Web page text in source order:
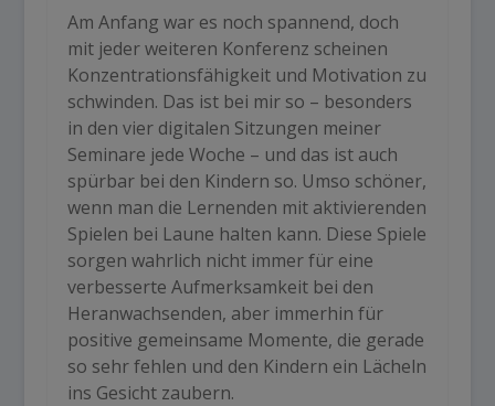
Am Anfang war es noch spannend, doch
mit jeder weiteren Konferenz scheinen
Konzentrationsfähigkeit und Motivation zu
schwinden. Das ist bei mir so – besonders
in den vier digitalen Sitzungen meiner
Seminare jede Woche – und das ist auch
spürbar bei den Kindern so. Umso schöner,
wenn man die Lernenden mit aktivierenden
Spielen bei Laune halten kann. Diese Spiele
sorgen wahrlich nicht immer für eine
verbesserte Aufmerksamkeit bei den
Heranwachsenden, aber immerhin für
positive gemeinsame Momente, die gerade
so sehr fehlen und den Kindern ein Lächeln
ins Gesicht zaubern.